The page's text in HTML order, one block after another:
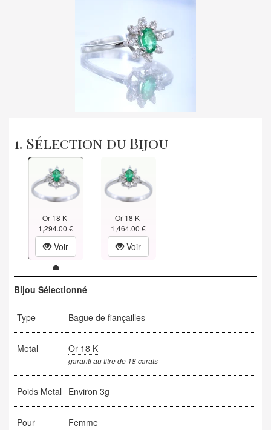
1. Sélection du Bijou
Or 18 K
1,294.00 €
Voir
Or 18 K
1,464.00 €
Voir
Bijou Sélectionné
Type Bague de fiançailles
Metal Or 18 K
garanti au titre de 18 carats
Poids Metal Environ 3g
Pour Femme